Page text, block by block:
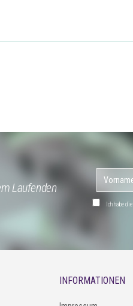
Laufenden
Ich habe die
INFORMATIONEN